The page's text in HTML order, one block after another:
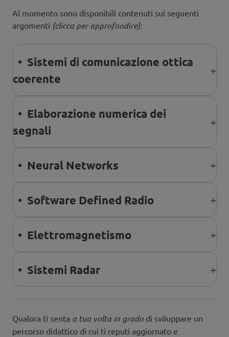
Al momento sono disponibili contenuti sui seguenti
argomenti (clicca per approfondire):
• Sistemi di comunicazione ottica
coerente
• Elaborazione numerica dei
segnali
• Neural Networks
• Software Defined Radio
• Elettromagnetismo
• Sistemi Radar
Qualora ti senta a tua volta in grado di sviluppare un
percorso didattico di cui ti reputi aggiornato e